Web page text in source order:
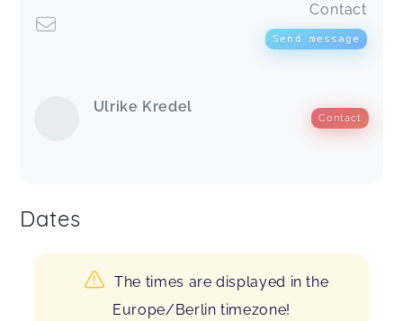
Contact
Send message
Ulrike Kredel
Contact
Dates
The times are displayed in the
Europe/Berlin timezone!